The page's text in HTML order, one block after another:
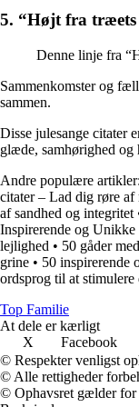
5. “Højt fra træets
Denne linje fra
Sammenkomster og
sammen.
Disse julesange citater
glæde, samhørighed og
Andre populære artikler:
citater – Lad dig røre af
af sandhed og integritet
Inspirerende og
lejlighed • 50 gåder
grine • 50 inspirerende
ordsprog til at stimulere
Top Familie
At dele er kærligt
X
Facebook
© Respekter venligst
© Alle rettigheder
© Ophavsret gælder for